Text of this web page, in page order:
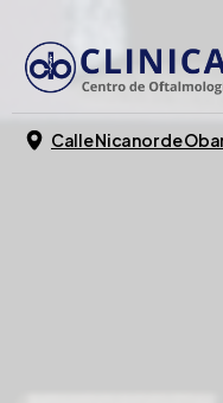
Calle Nicanor de